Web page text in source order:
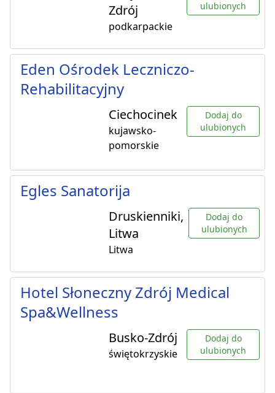
Zdrój
podkarpackie
ulubionych
Eden Ośrodek Leczniczo-
Rehabilitacyjny
Ciechocinek
kujawsko-
pomorskie
Dodaj do
ulubionych
Egles Sanatorija
Druskienniki,
Litwa
Litwa
Dodaj do
ulubionych
Hotel Słoneczny Zdrój Medical
Spa&Wellness
Busko-Zdrój
świętokrzyskie
Dodaj do
ulubionych